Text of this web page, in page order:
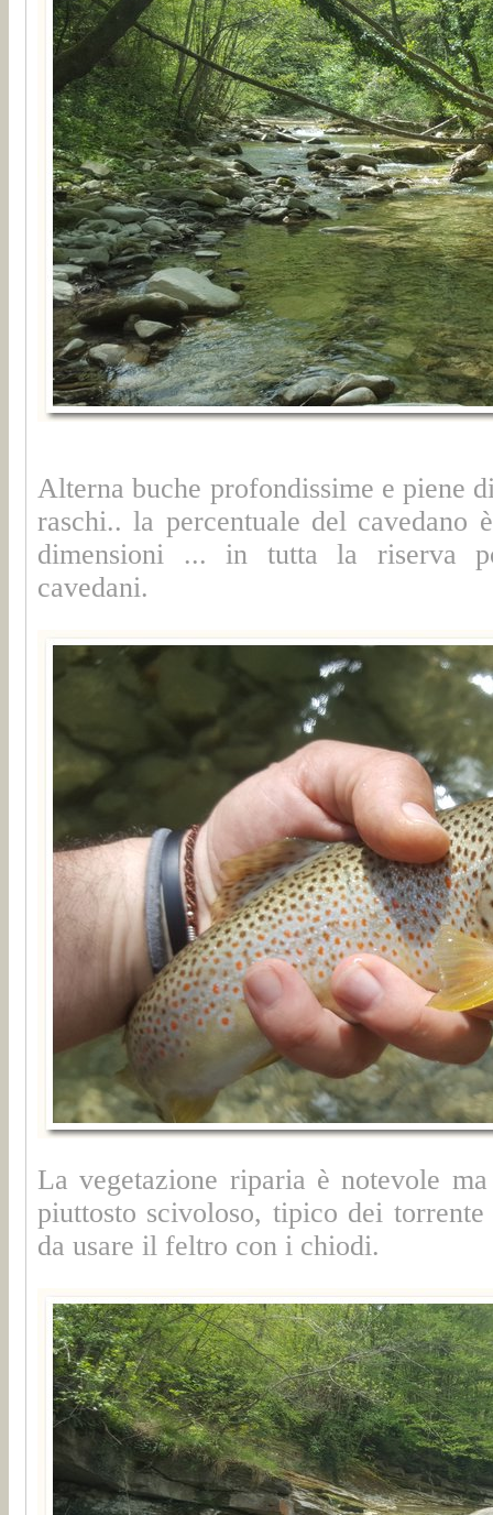
Alterna buche profondissime e piene
raschi.. la percentuale del cavedano
dimensioni ... in tutta la riserva
cavedani.
La vegetazione riparia è notevole
piuttosto scivoloso, tipico dei torrente
da usare il feltro con i chiodi.